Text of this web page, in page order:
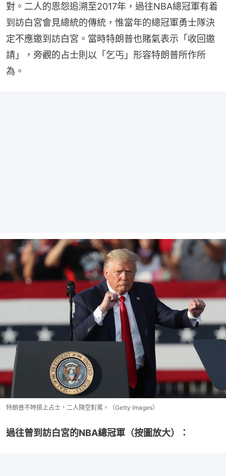
對。二人的恩怨追溯至2017年，過往NBA總冠軍有着
到訪白宮會見總統的傳統，惟當年的總冠軍勇士隊決
定不應邀到訪白宮。當時特朗普也賭氣表示「收回邀
請」，旁觀的占士則以「乞丐」形容特朗普所作所
為。
特朗普不時摃上占士，二人隔空對罵。（Getty Images）
過往曾到訪白宮的NBA總冠軍（按圖放大）：